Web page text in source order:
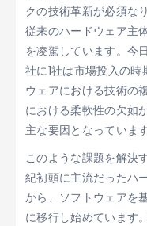
クの技術革新が必須な
従来のハードウェア主
を凌駕しています。今
社に1社は市場投入の
ウェアにおける技術の
における柔軟性の欠如
主な要因となっています
このような課題を解決
紀初頭に主流だったハ
から、ソフトウェアを
に移行し始めています